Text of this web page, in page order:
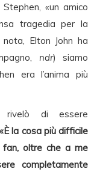
«un amico
tragedia per la
Elton John ha
ndr) siamo
era l’anima più
di essere
«È la cosa più difficile
oltre che a me
completamente